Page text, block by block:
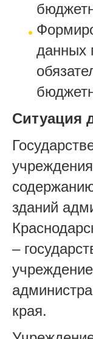
данных
Ситуация
зданий
–
края.